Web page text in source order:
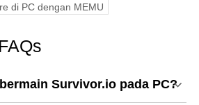
di PC dengan MEMU
Survivor.io pada PC?